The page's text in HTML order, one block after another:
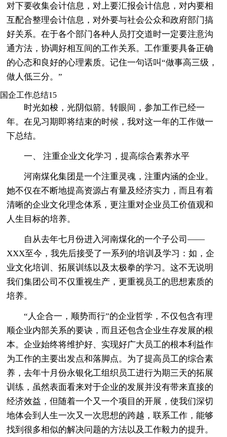
对下要收集会计信息，对上要汇报会计信息，对内要相
互配合整理会计信息，对外要与社会公众和政府部门搞
好关系。在于各个部门各种人员打交道时一定要注意沟
通方法，协调好相互间的工作关系。工作重要具备正确
的心态和良好的心理素质。记住一句话叫“做事高三级，
做人低三分。”
国企工作总结15
时光如梭，光阴似箭。转眼间，参加工作已经一
年。在见习期即将结束的时候，我对这一年的工作做一
下总结。
一、 注重企业文化学习，提高综合素养水平
河南煤化集团是一个注重灵魂，注重内涵的企业。
她不仅在不断地提高资源占有量及经济实力，而且有着
清晰的企业文化理念体系，更注重对企业员工价值观和
人生目标的培养。
自从去年七月份进入河南煤化的一个子公司——
XXX至今，我先后接受了一系列的培训及学习：如，企
业文化培训、拓展训练以及太极拳的学习。这不无说明
我们集团公司不仅重视生产，更重视员工的思想素质的
培养。
“人企合一，顺势而行”的企业哲学，不仅包含有理
顺企业内部关系的要诀，而且还包含企业生存发展的根
本。企业始终将维护好、实现好广大员工的根本利益作
为工作的主要出发点和落脚点。为了提高员工的综合素
养，去年十月份永银化工组织员工进行为期三天的拓展
训练，虽然表面看来对于企业的发展并没有带来直接的
经济效益，但随着一个又一个项目的开展，使我们深切
地体会到人生一次又一次思想的跨越，联系工作，能够
找到很多相似的解决问题的方法以及工作毅力的提升。